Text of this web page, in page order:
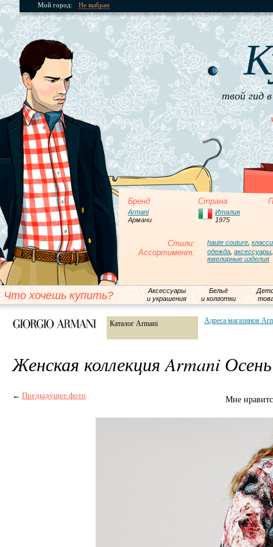
Мой город: Не выбран
твой гид
Бренд Страна
Armani
Армани
Италия
1975
Стили: haute couture
Ассортимент: одежда аксессуары
ювелирные изделия
Что хочешь купить?
Аксессуары
и украшения
Бельё
и колготки
Каталог Armani Адреса магазинов
Женская коллекция Armani
← Предыдущее фото Мне